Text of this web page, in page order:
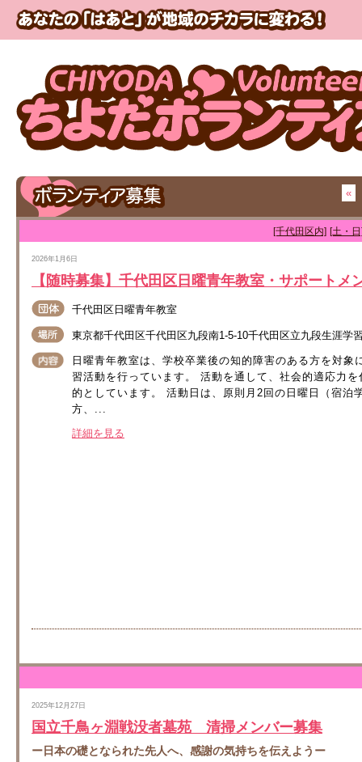
«
[千代田区内] [土・
2026年1月6日
【随時募集】千代田区日曜青年教室・サポートメ
千代田区日曜青年教室
東京都千代田区千代田区九段南1-5-10千代田区立九段生涯学
日曜青年教室は、学校卒業後の知的障害のある方を対
習活動を行っています。 活動を通して、社会的適応力
的としています。 活動日は、原則月2回の日曜日（宿
方、...
詳細を見る
2025年12月27日
国立千鳥ヶ淵戦没者墓苑 清掃メンバー募集
ー日本の礎となられた先人へ、感謝の気持ちを伝えようー